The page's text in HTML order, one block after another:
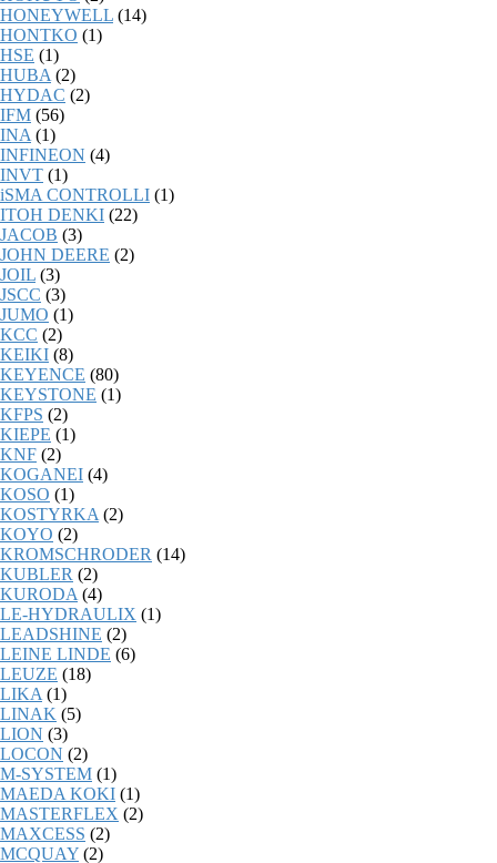
HONEYWELL (14)
HONTKO (1)
HSE (1)
HUBA (2)
HYDAC (2)
IFM (56)
INA (1)
INFINEON (4)
INVT (1)
iSMA CONTROLLI (1)
ITOH DENKI (22)
JACOB (3)
JOHN DEERE (2)
JOIL (3)
JSCC (3)
JUMO (1)
KCC (2)
KEIKI (8)
KEYENCE (80)
KEYSTONE (1)
KFPS (2)
KIEPE (1)
KNF (2)
KOGANEI (4)
KOSO (1)
KOSTYRKA (2)
KOYO (2)
KROMSCHRODER (14)
KUBLER (2)
KURODA (4)
LE-HYDRAULIX (1)
LEADSHINE (2)
LEINE LINDE (6)
LEUZE (18)
LIKA (1)
LINAK (5)
LION (3)
LOCON (2)
M-SYSTEM (1)
MAEDA KOKI (1)
MASTERFLEX (2)
MAXCESS (2)
MCQUAY (2)